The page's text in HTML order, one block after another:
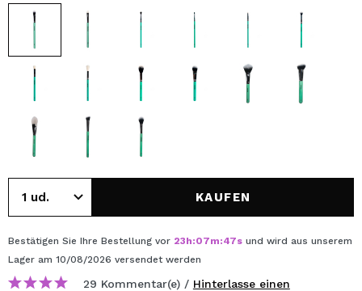
KAUFEN
Bestätigen Sie Ihre Bestellung vor 23h:07m:47s und wird aus unserem
Lager am 10/08/2026 versendet werden
29 Kommentar(e) / Hinterlasse einen